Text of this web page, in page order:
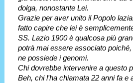
dolga, nonostante Lei.
Grazie per aver unito il Popolo
fatto capire che lei è
SS. Lazio 1900 è qualcosa più
potrà mai essere associato
ne possiede i genomi.
Chi dovrebbe intervenire a questo
Beh, chi l'ha chiamata 22 anni fa e